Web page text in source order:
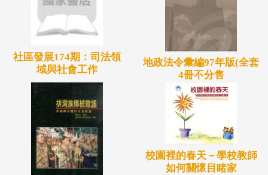
社區發展174期：司法領
域與社會工作
地政法令彙編97年版(全套
4冊不分售
校園裡的春天－學校教師
如何關懷目睹家